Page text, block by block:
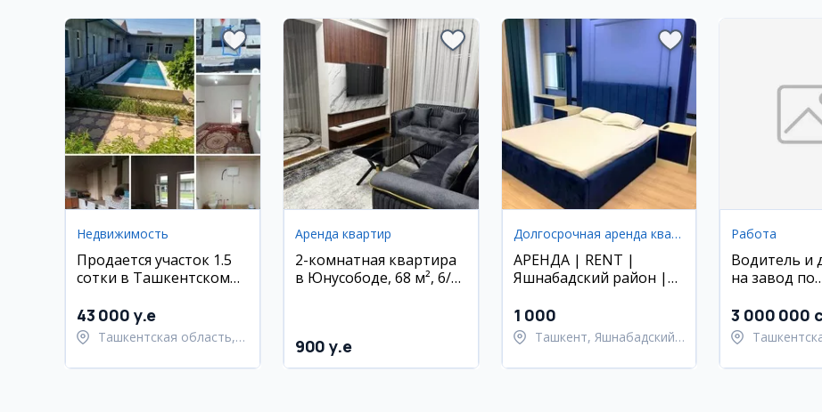
Недвижимость
Продается участок 1.5
сотки в Ташкентском
43 000 y.e
Ташкентская область,
Аренда квартир
2-комнатная квартира
в Юнусободе, 68 м², 6/9
900 y.e
Долгосрочная аренда квартир
АРЕНДА | RENT |
Яшнабадский район |
ОКСОРОЙ
1 000
Ташкент, Яшнабадский
Работа
Водитель и
на завод по
Ташкенте
3 000 000